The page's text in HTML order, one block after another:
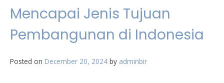
Mencapai Jenis Tujuan
Pembangunan di Indonesia
Posted on December 20, 2024 by adminbir